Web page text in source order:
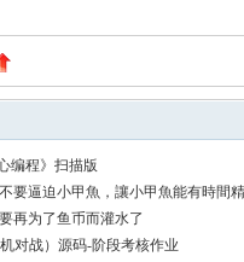
编程》扫描版
要逼迫小甲魚，讓小甲魚能有時間
再为了鱼币而灌水了
对战）源码-阶段考核作业